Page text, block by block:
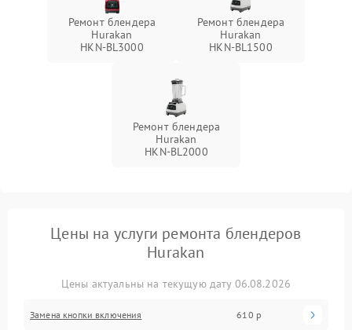
Ремонт блендера
Hurakan
HKN‑BL3000
Ремонт блендера
Hurakan
HKN‑BL1500
Ремонт блендера
Hurakan
HKN‑BL2000
Цены на услуги ремонта блендеров
Hurakan
Цены актуальны на текущую дату 06.08.2026
Замена кнопки включения 610 р